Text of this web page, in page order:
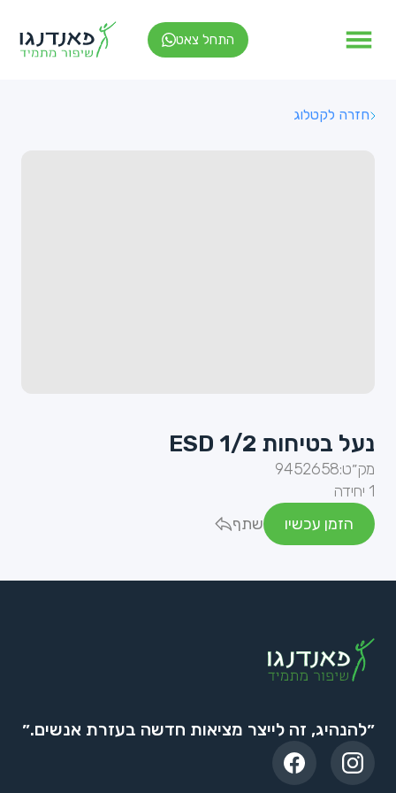
התחל צאט
חזרה לקטלוג
נעל בטיחות ESD 1/2
מק״ט:9452658
1 יחידה
הזמן עכשיו
שתף
״להנהיג, זה לייצר מציאות חדשה בעזרת אנשים.״